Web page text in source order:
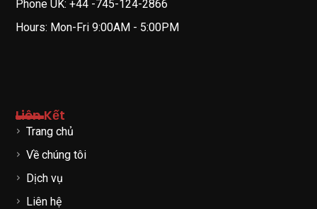
Liên Kết
Trang chủ
Về chúng tôi
Dịch vụ
Liên hệ
Phone UK: +44 -745-124-2866
Hours: Mon-Fri 9:00AM - 5:00PM